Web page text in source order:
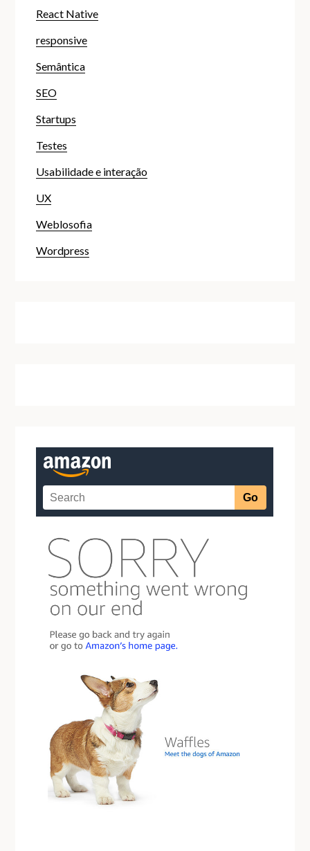
React Native
responsive
Semântica
SEO
Startups
Testes
Usabilidade e interação
UX
Weblosofia
Wordpress